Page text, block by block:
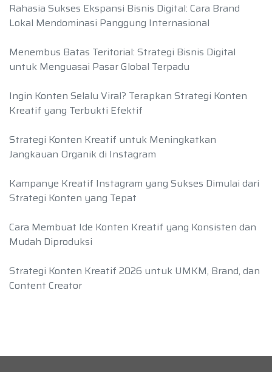
Rahasia Sukses Ekspansi Bisnis Digital: Cara Brand
Lokal Mendominasi Panggung Internasional
Menembus Batas Teritorial: Strategi Bisnis Digital
untuk Menguasai Pasar Global Terpadu
Ingin Konten Selalu Viral? Terapkan Strategi Konten
Kreatif yang Terbukti Efektif
Strategi Konten Kreatif untuk Meningkatkan
Jangkauan Organik di Instagram
Kampanye Kreatif Instagram yang Sukses Dimulai dari
Strategi Konten yang Tepat
Cara Membuat Ide Konten Kreatif yang Konsisten dan
Mudah Diproduksi
Strategi Konten Kreatif 2026 untuk UMKM, Brand, dan
Content Creator